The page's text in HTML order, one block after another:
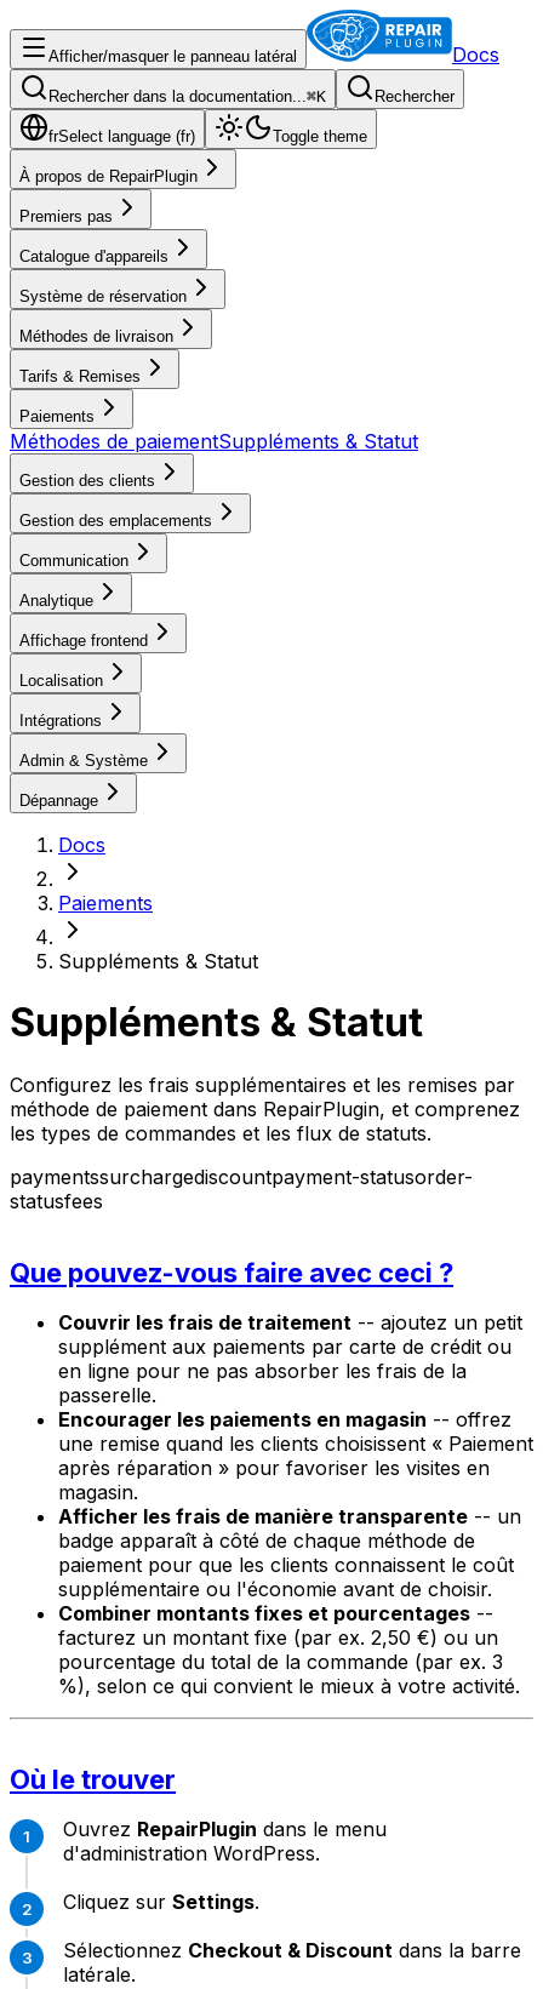
Afficher/masquer le panneau latéral Docs
Rechercher dans la documentation...⌘K Rechercher
frSelect language (fr) Toggle theme
À propos de RepairPlugin
Premiers pas
Catalogue d'appareils
Système de réservation
Méthodes de livraison
Tarifs & Remises
Paiements
Méthodes de paiementSuppléments & Statut
Gestion des clients
Gestion des emplacements
Communication
Analytique
Affichage frontend
Localisation
Intégrations
Admin & Système
Dépannage
Docs
Paiements
Suppléments & Statut
Suppléments & Statut
Configurez les frais supplémentaires et les remises par
méthode de paiement dans RepairPlugin, et comprenez
les types de commandes et les flux de statuts.
paymentssurchargediscountpayment-statusorder-
statusfees
Que pouvez-vous faire avec ceci ?
Couvrir les frais de traitement -- ajoutez un petit
supplément aux paiements par carte de crédit ou
en ligne pour ne pas absorber les frais de la
passerelle.
Encourager les paiements en magasin -- offrez
une remise quand les clients choisissent « Paiement
après réparation » pour favoriser les visites en
magasin.
Afficher les frais de manière transparente -- un
badge apparaît à côté de chaque méthode de
paiement pour que les clients connaissent le coût
supplémentaire ou l'économie avant de choisir.
Combiner montants fixes et pourcentages --
facturez un montant fixe (par ex. 2,50 €) ou un
pourcentage du total de la commande (par ex. 3
%), selon ce qui convient le mieux à votre activité.
Où le trouver
Ouvrez RepairPlugin dans le menu
d'administration WordPress.
Cliquez sur Settings.
Sélectionnez Checkout & Discount dans la barre
latérale.